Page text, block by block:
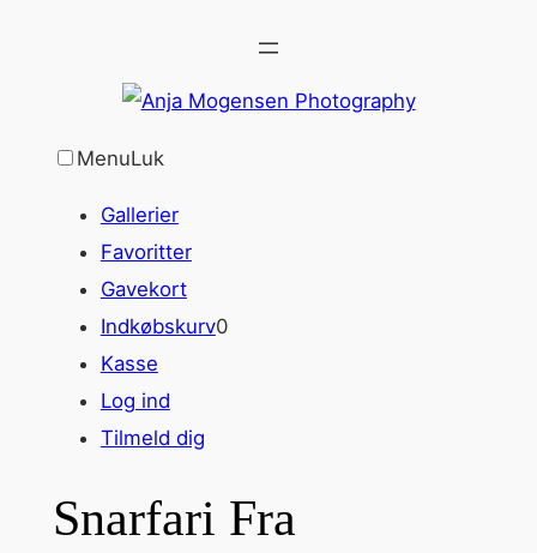
MenuLuk
Gallerier
Favoritter
Gavekort
Indkøbskurv0
Kasse
Log ind
Tilmeld dig
Snarfari Fra